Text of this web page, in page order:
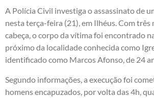
A Polícia Civil investiga o assassinato de
nesta terça-feira (21), em Ilhéus. Com três
cabeça, o corpo da vítima foi encontrado
próximo da localidade conhecida como
identificado como Marcos Afonso, de 24
Segundo informações, a execução foi
homens encapuzados, por volta das 4h,